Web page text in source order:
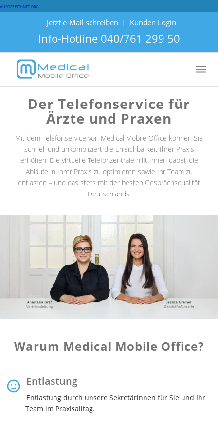
AUSGEZEICHNET.ORG
Jetzt e-Mail schreiben Kunden Login
Info-Hotline 040/761 299 50
Der Telefonservice für
Ärzte und Praxen
Mit dem Telefonservice von Medical Mobile Office können Sie
schnell und unkompliziert die Erreichbarkeit Ihrer Praxis
erhöhen. Die virtuelle Telefonzentrale hilft Ihnen dabei, die
Abläufe in Ihrer Praxis zu optimieren sowie Ihr Team zu
entlasten – und das stets mit der besten Gesprächsqualität
Deutschlands.
Warum Medical Mobile Office?
Entlastung
Entlastung durch unsere Sekretärinnen für Sie und Ihr
Team im Praxisalltag.